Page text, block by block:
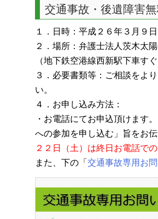
交通事故・後遺障害
１．日時：平成２６年３月９
２．場所：弁護士法人茨木太
（地下鉄空港線西新駅下車す
３．必要書類等：ご相談をよ
い。
４．お申し込み方法：
・お電話にてお申込頂けます
への参加を申し込む」旨をお
２２日（土）は終日お電話で
また、下の「 交通事故専用お